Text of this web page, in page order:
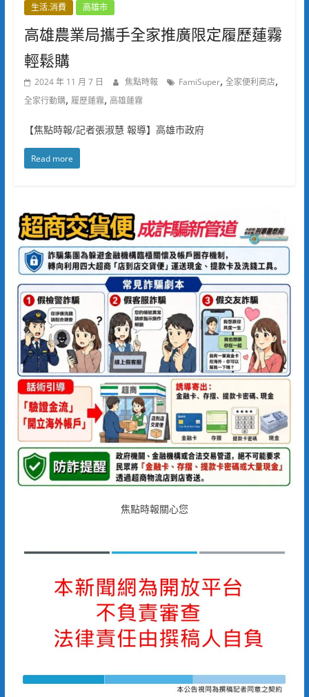
生活.消費 高雄市
高雄農業局攜手全家推廣限定履歷蓮霧
輕鬆購
2024 年 11 月 7 日 焦點時報 FamiSuper, 全家便利商店,
全家行動購, 履歷蓮霧, 高雄蓮霧
【焦點時報/記者張淑慧 報導】高雄市政府
Read more
焦點時報關心您